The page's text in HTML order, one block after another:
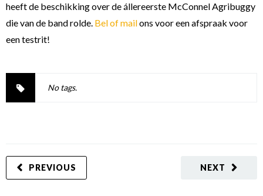
heeft de beschikking over de állereerste McConnel Agribuggy
die van de band rolde. Bel of mailons voor een afspraak voor
een testrit!
No tags.
NEXT
PREVIOUS